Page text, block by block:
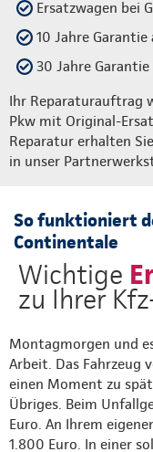
Ersatzwagen bei
10 Jahre Garantie
30 Jahre
Ihr Reparaturauftrag
Pkw mit Original-
Reparatur erhalten
in unser
So funktioniert
Continentale
Wichtige
zu Ihrer
Montagmorgen und
Arbeit. Das Fahrzeug
einen Moment zu
Übriges. Beim
Euro. An Ihrem
1.800 Euro. In einer